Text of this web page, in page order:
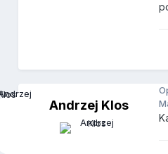
Andrzej Klos